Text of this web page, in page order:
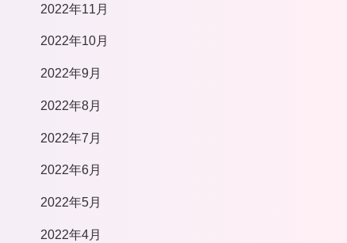
2022年11月
2022年10月
2022年9月
2022年8月
2022年7月
2022年6月
2022年5月
2022年4月